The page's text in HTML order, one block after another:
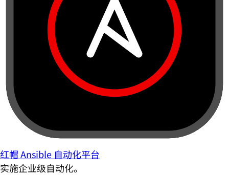
红帽 Ansible 自动化平台
实施企业级自动化。